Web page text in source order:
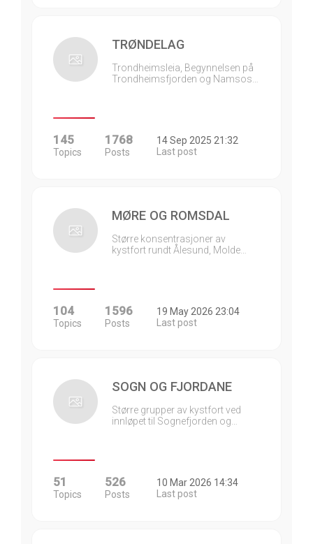
TRØNDELAG
Trondheimsleia, Begynnelsen på
Trondheimsfjorden og Namsos…
145
Topics
1768
Posts
14 Sep 2025 21:32
Last post
MØRE OG ROMSDAL
Større konsentrasjoner av
kystfort rundt Ålesund, Molde…
104
Topics
1596
Posts
19 May 2026 23:04
Last post
SOGN OG FJORDANE
Større grupper av kystfort ved
innløpet til Sognefjorden og…
51
Topics
526
Posts
10 Mar 2026 14:34
Last post